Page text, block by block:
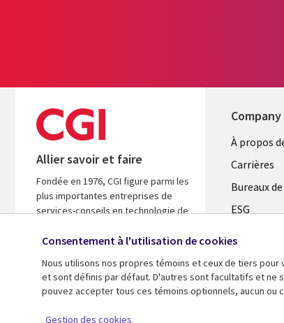
Allier savoir et faire
Fondée en 1976, CGI figure parmi les
plus importantes entreprises de
services-conseils en technologie de
au monde. Nous sommes guidés par
d’accélérer le rendement de vos
investissements.
Company
Useful
links
FR
À propos
Carrières
Bureaux de
ESG
Consentement à l'utilisation de cookies
Nous utilisons nos propres témoins et ceux de tiers
et sont définis par défaut. D'autres sont facultatifs et ne
pouvez accepter tous ces témoins optionnels, aucun ou
Gestion des cookies